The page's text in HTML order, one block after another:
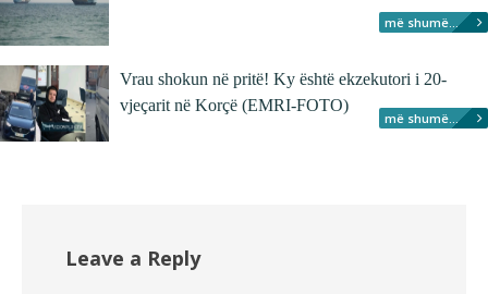
më shumë...
Vrau shokun në pritë! Ky është ekzekutori i 20-
vjeçarit në Korçë (EMRI-FOTO)
më shumë...
Leave a Reply